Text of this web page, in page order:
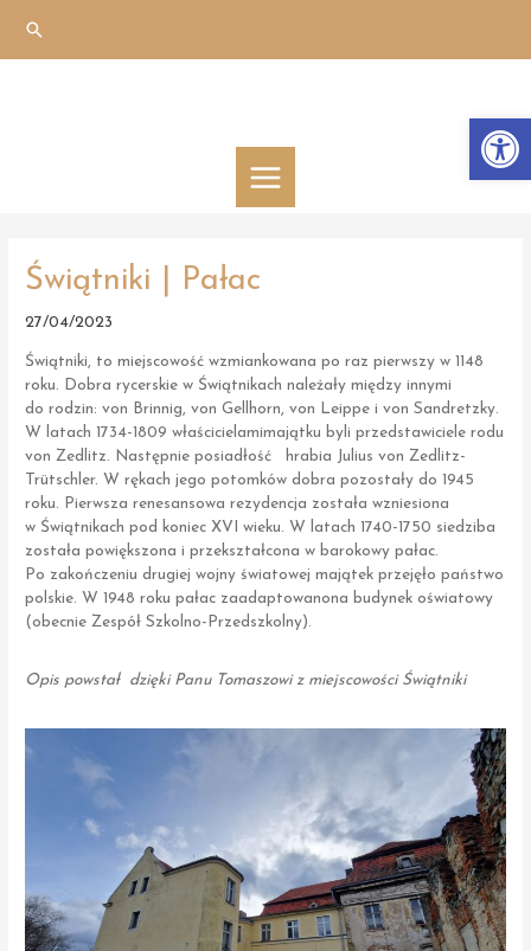
content
Search
Świątniki | Pałac
27/04/2023
Świątniki, to miejscowość wzmiankowana po raz pierwszy w 1148
roku. Dobra rycerskie w Świątnikach należały między innymi
do rodzin: von Brinnig, von Gellhorn, von Leippe i von Sandretzky.
W latach 1734-1809 właścicielamimajątku byli przedstawiciele rodu
von Zedlitz. Następnie posiadłość hrabia Julius von Zedlitz-
Trütschler. W rękach jego potomków dobra pozostały do 1945
roku. Pierwsza renesansowa rezydencja została wzniesiona
w Świątnikach pod koniec XVI wieku. W latach 1740-1750 siedziba
została powiększona i przekształcona w barokowy pałac.
Po zakończeniu drugiej wojny światowej majątek przejęło państwo
polskie. W 1948 roku pałac zaadaptowanona budynek oświatowy
(obecnie Zespół Szkolno-Przedszkolny).
Opis powstał dzięki Panu Tomaszowi z miejscowości Świątniki